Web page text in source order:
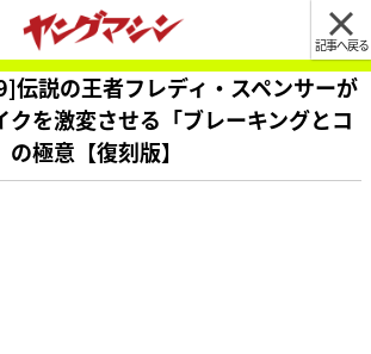
記事へ戻る
伝説の王者フレディ・スペンサーが
クを激変させる「ブレーキングとコ
極意【復刻版】